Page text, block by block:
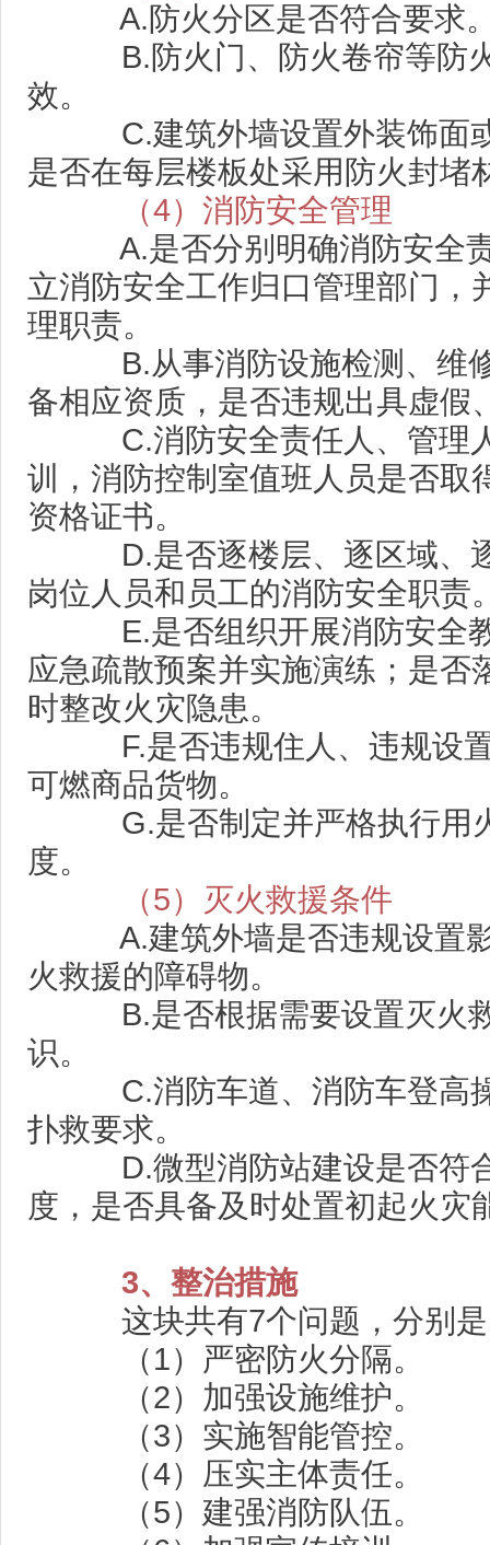
A.防火分区是否符合要求
B.防火门、防火卷帘等防
效。
C.建筑外墙设置外装饰面
是否在每层楼板处采用防火封堵
（4）消防安全管理
A.是否分别明确消防安全
立消防安全工作归口管理部门，
理职责。
B.从事消防设施检测、维
备相应资质，是否违规出具虚假
C.消防安全责任人、管理
训，消防控制室值班人员是否取
资格证书。
D.是否逐楼层、逐区域、
岗位人员和员工的消防安全职责
E.是否组织开展消防安全
应急疏散预案并实施演练；是否
时整改火灾隐患。
F.是否违规住人、违规设
可燃商品货物。
G.是否制定并严格执行用
度。
（5）灭火救援条件
A.建筑外墙是否违规设置
火救援的障碍物。
B.是否根据需要设置灭火
识。
C.消防车道、消防车登高
扑救要求。
D.微型消防站建设是否符
度，是否具备及时处置初起火灾
3、整治措施
这块共有7个问题，分别
（1）严密防火分隔。
（2）加强设施维护。
（3）实施智能管控。
（4）压实主体责任。
（5）建强消防队伍。